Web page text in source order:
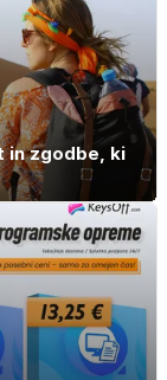
in zgodbe, ki